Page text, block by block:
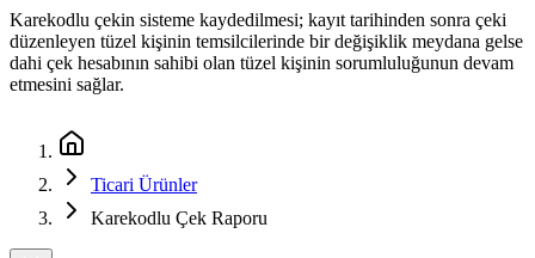
Karekodlu çekin sisteme kaydedilmesi; kayıt tarihinden sonra çeki
düzenleyen tüzel kişinin temsilcilerinde bir değişiklik meydana gelse
dahi çek hesabının sahibi olan tüzel kişinin sorumluluğunun devam
etmesini sağlar.
Ticari Ürünler
Karekodlu Çek Raporu